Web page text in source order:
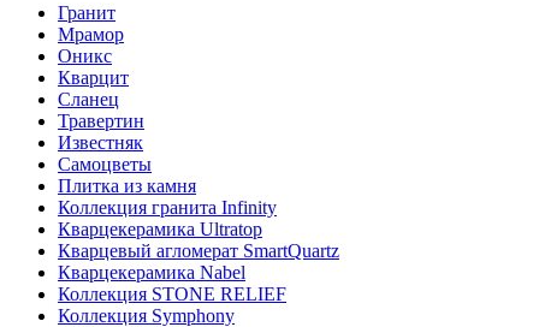
Гранит
Мрамор
Оникс
Кварцит
Сланец
Травертин
Известняк
Самоцветы
Плитка из камня
Коллекция гранита Infinity
Кварцекерамика Ultratop
Кварцевый агломерат SmartQuartz
Кварцекерамика Nabel
Коллекция STONE RELIEF
Коллекция Symphony